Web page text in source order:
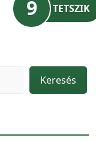
9 TETSZIK
Keresés